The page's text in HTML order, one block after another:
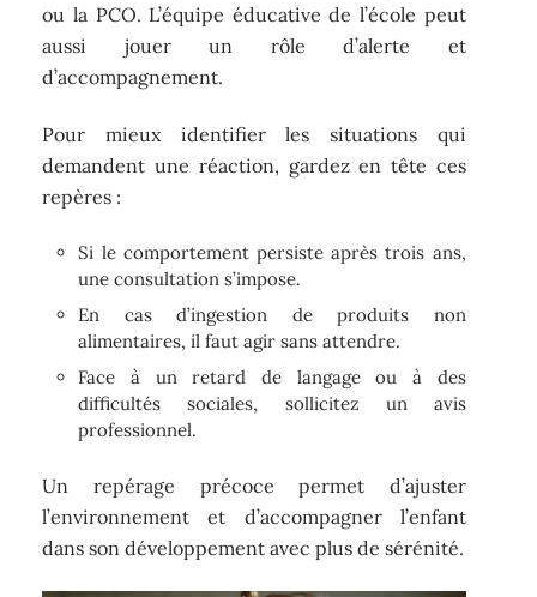
ou la PCO. L’équipe éducative de l’école peut
aussi jouer un rôle d’alerte et
d’accompagnement.
Pour mieux identifier les situations qui
demandent une réaction, gardez en tête ces
repères :
Si le comportement persiste après trois ans,
une consultation s’impose.
En cas d’ingestion de produits non
alimentaires, il faut agir sans attendre.
Face à un retard de langage ou à des
difficultés sociales, sollicitez un avis
professionnel.
Un repérage précoce permet d’ajuster
l’environnement et d’accompagner l’enfant
dans son développement avec plus de sérénité.